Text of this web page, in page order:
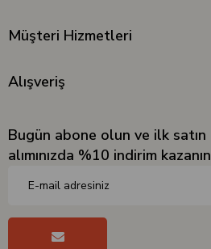
Müşteri Hizmetleri
Alışveriş
Bugün abone olun ve ilk satın
alımınızda %10 indirim kazanın